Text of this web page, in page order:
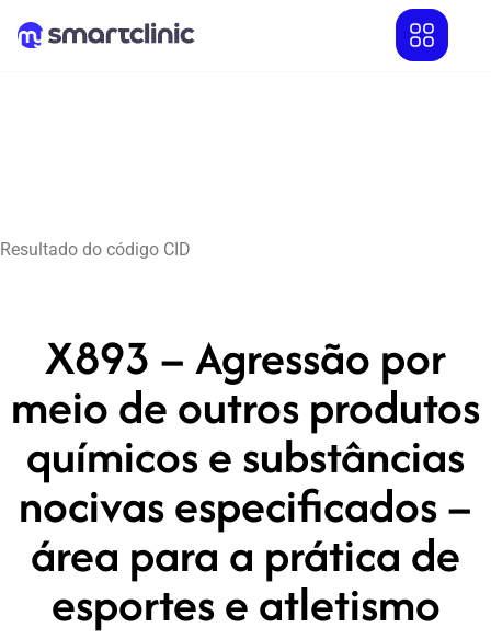
Resultado do código CID
X893 – Agressão por
meio de outros produtos
químicos e substâncias
nocivas especificados –
área para a prática de
esportes e atletismo